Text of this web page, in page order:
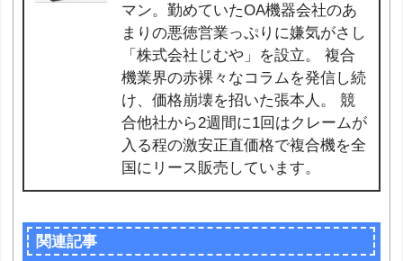
マン。勤めていたOA機器会社のあ
まりの悪徳営業っぷりに嫌気がさし
「株式会社じむや」を設立。 複合
機業界の赤裸々なコラムを発信し続
け、価格崩壊を招いた張本人。 競
合他社から2週間に1回はクレームが
入る程の激安正直価格で複合機を全
国にリース販売しています。
関連記事